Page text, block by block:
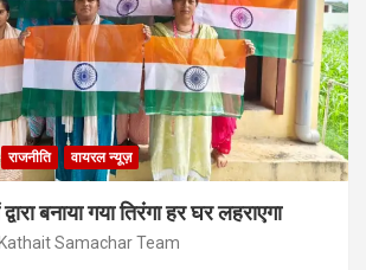
राजनीति वायरल न्यूज़
बनाया गया तिरंगा हर घर लहराएगा
Kathait Samachar Team